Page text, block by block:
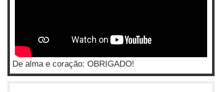
De alma e coração: OBRIGADO!